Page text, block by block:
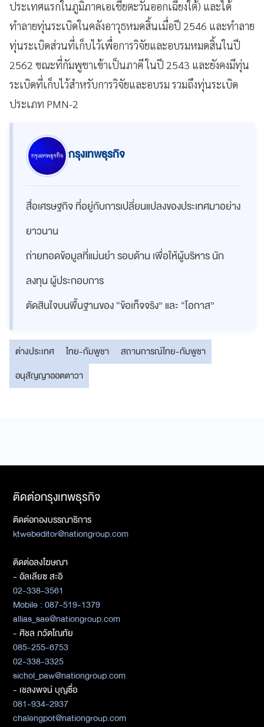
ประเทศแรกในภูมิภาคเอเชียตะวันออกเฉียงใต้) และได้
ทำลายทุ่นระเบิดในคลังอาวุธหมดสิ้นเมื่อปี 2546 และทำลาย
ทุ่นระเบิดส่วนที่เก็บไว้เพื่อการวิจัยและอบรมหมดสิ้นในปี
2562 ขณะที่กัมพูชาเข้าเป็นภาคี ในปี 2543 และยังคงมีทุ่น
ระเบิดที่เก็บไว้สำหรับการวิจัยและอบรม รวมถึงทุ่นระเบิด
ประเภท PMN-2
กรุงเทพธุรกิจ
สื่อเศรษฐกิจ ที่อยู่กับการเปลี่ยนแปลงของประเทศมาอย่าง
ยาวนาน
ถ่ายทอดข้อมูลที่แม่นยำ รอบด้าน เพื่อให้ผู้บริหาร นัก
ลงทุน ผู้ประกอบการ
ตัดสินใจบนพื้นฐานของ “ข้อเท็จจริง” และ “โอกาส”
ต่างประเทศ ไทย-กัมพูชา
สถานการณ์ไทย-กัมพูชา
อนุสัญญาออตตาวา
ติดต่อกรุงเทพธุรกิจ
ติดต่อกองบรรณาธิการ
ktwebeditor@nationgroup.com
ติดต่อลงโฆษณา
- อัลเลียซ สะอิ
02-338-3561
Mobile : 087-519-1379
allias_sae@nationgroup.com
- ศิชล ภวัตโณทัย
085-255-6753
02-338-3325
sichol_paw@nationgroup.com
- เชลงพจน์ บุญซื่อ
081-934-2937
chalengpot@nationgroup.com